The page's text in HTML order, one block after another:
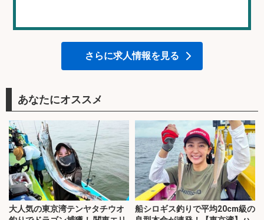
さらに求人情報を見る
あなたにオススメ
大人気の東京湾テンヤタチウオ
船シロギス釣りで平均20cm級の